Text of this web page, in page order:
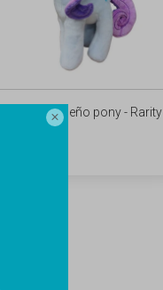

Peluche pequeño pony - Rarity